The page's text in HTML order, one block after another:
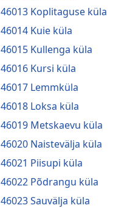
46013 Koplitaguse küla
46014 Kuie küla
46015 Kullenga küla
46016 Kursi küla
46017 Lemmküla
46018 Loksa küla
46019 Metskaevu küla
46020 Naistevälja küla
46021 Piisupi küla
46022 Põdrangu küla
46023 Sauvälja küla